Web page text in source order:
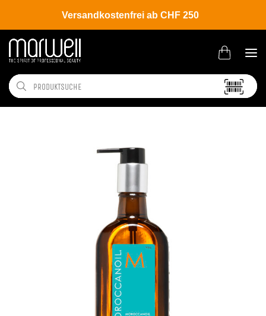
Versandkostenfrei ab CHF 250
Shop Brands Moroccanoil